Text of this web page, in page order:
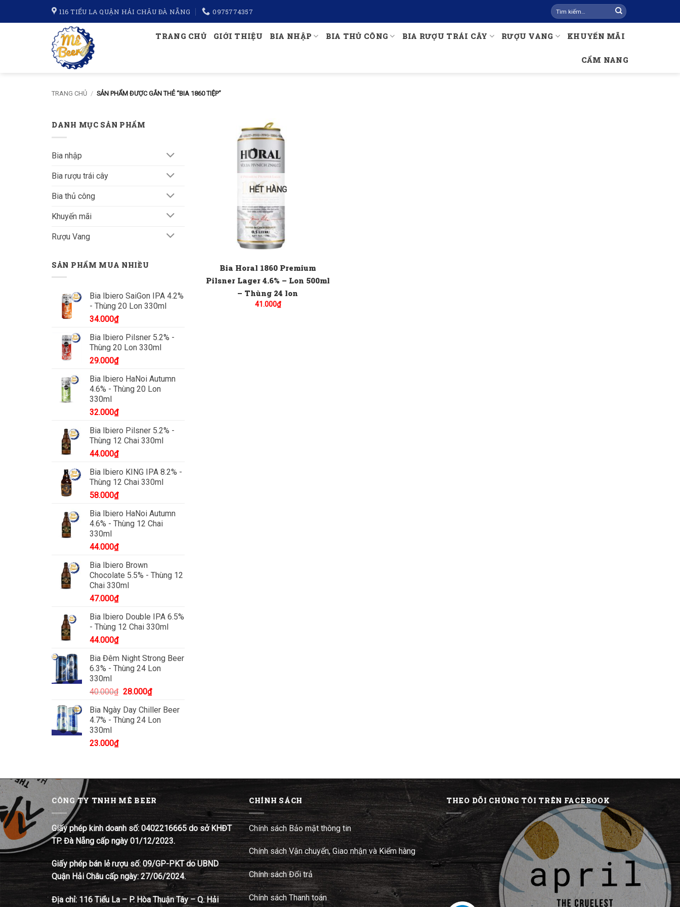
116 TIỂU LA QUẬN HẢI CHÂU ĐÀ NẴNG 0975774357
Tìm
kiếm:
TRANG CHỦ GIỚI THIỆU BIA NHẬP BIA THỦ CÔNG BIA RƯỢU TRÁI CÂY RƯỢU VANG KHUYẾN MÃI
CẨM NANG
TRANG CHỦ / SẢN PHẨM ĐƯỢC GẮN THẺ “BIA 1860 TIỆP”
DANH MỤC SẢN PHẨM
Bia nhập
Bia rượu trái cây
Bia thủ công
Khuyến mãi
Rượu Vang
SẢN PHẨM MUA NHIỀU
Bia Ibiero SaiGon IPA 4.2%
- Thùng 20 Lon 330ml
34.000₫
Bia Ibiero Pilsner 5.2% -
Thùng 20 Lon 330ml
29.000₫
Bia Ibiero HaNoi Autumn
4.6% - Thùng 20 Lon
330ml
32.000₫
Bia Ibiero Pilsner 5.2% -
Thùng 12 Chai 330ml
44.000₫
Bia Ibiero KING IPA 8.2% -
Thùng 12 Chai 330ml
58.000₫
Bia Ibiero HaNoi Autumn
4.6% - Thùng 12 Chai
330ml
44.000₫
Bia Ibiero Brown
Chocolate 5.5% - Thùng 12
Chai 330ml
47.000₫
Bia Ibiero Double IPA 6.5%
- Thùng 12 Chai 330ml
44.000₫
Bia Đêm Night Strong Beer
6.3% - Thùng 24 Lon
330ml
40.000₫ Giá
là:
40.000₫.
28.000₫Giá
tại
là:
Bia Ngày Day Chiller Beer
4.7% - Thùng 24 Lon
330ml
23.000₫
HẾT HÀNG
Bia Horal 1860 Premium
Pilsner Lager 4.6% – Lon 500ml
– Thùng 24 lon
41.000₫
CÔNG TY TNHH MÊ BEER
Giấy phép kinh doanh số: 0402216665 do sở KHĐT
TP. Đà Nẵng cấp ngày 01/12/2023.
Giấy phép bán lẻ rượu số: 09/GP-PKT do UBND
Quận Hải Châu cấp ngày: 27/06/2024.
Địa chỉ: 116 Tiểu La – P. Hòa Thuận Tây – Q. Hải
CHÍNH SÁCH
Chính sách Bảo mật thông tin
Chính sách Vận chuyển, Giao nhận và Kiểm hàng
Chính sách Đổi trả
Chính sách Thanh toán
THEO DÕI CHÚNG TÔI TRÊN FACEBOOK